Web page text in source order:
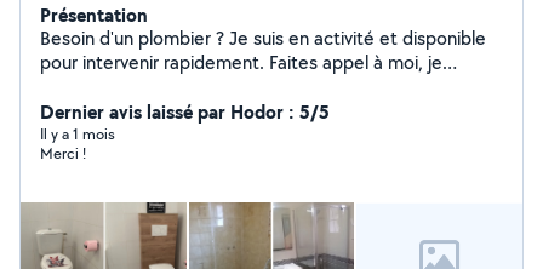
Présentation
Besoin d'un plombier ? Je suis en activité et disponible
pour intervenir rapidement. Faites appel à moi, je
Dernier avis laissé par Hodor : 5/5
Il y a 1 mois
Merci !